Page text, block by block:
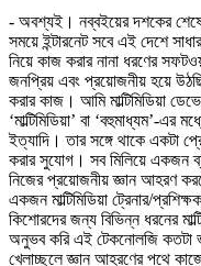
- অবশ্যই। নব্বইয়ের দশকের
সময়ে ইন্টারনেট সবে এই দেশে
নিয়ে কাজ করার নানা ধরণের
জনপ্রিয় এবং প্রয়োজনীয় হয়ে
করার কাজ। আমি মাল্টিমিডিয়া
‘মাল্টিমিডিয়া’ বা ‘বহুমাধ্যম’-এর
ইত্যাদি। তার সঙ্গে থাকে একটা
করার সুযোগ। সব মিলিয়ে একজন
নিজের প্রয়োজনীয় জ্ঞান আহরণ
একজন মাল্টিমিডিয়া ট্রেনার/
কিশোরদের জন্য বিভিন্ন ধরনের
অনুভব করি এই টেকনোলজি কতটা
খেলাচ্ছলে জ্ঞান আহরণের পথে